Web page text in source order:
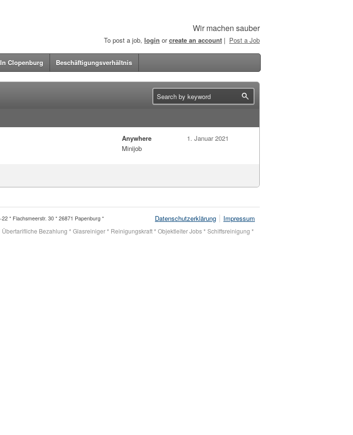
Wir machen sauber
To post a job, login orcreate an account | Post a Job
Clopenburg Beschäftigungsverhältnis
Anywhere
Minijob
1. Januar 2021
Datenschutzerklärung Impressum
* Flachsmeerstr. 30 * 26871 Papenburg *
Bezahlung * Glasreiniger * Reinigungskraft * Objektleiter Jobs * Schiffsreinigung *